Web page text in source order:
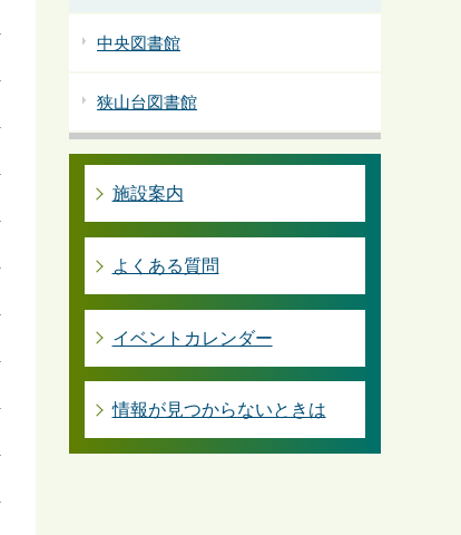
中央図書館
狭山台図書館
施設案内
よくある質問
イベントカレンダー
情報が見つからないときは